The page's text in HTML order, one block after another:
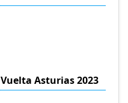
Vuelta Asturias 2023